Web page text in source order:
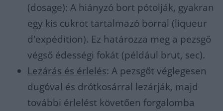
(dosage): A hiányzó bort pótolják, gyakran
egy kis cukrot tartalmazó borral (liqueur
d'expédition). Ez határozza meg a pezsgő
végső édességi fokát (például brut, sec).
Lezárás és érlelés: A pezsgőt véglegesen
dugóval és drótkosárral lezárják, majd
további érlelést követően forgalomba